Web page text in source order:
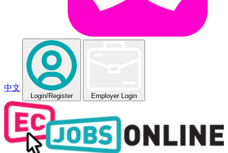
中文
Login/Register Employer Login